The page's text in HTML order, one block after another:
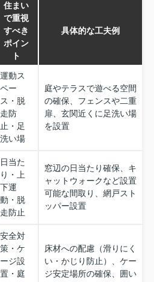
住まい
で重視
すべき
ポイン
ト
具体的な工夫例
運動ス
ペー
ス・脱
走防
止・足
洗い場
庭やテラスで遊べる空間
の確保、フェンスや二重
扉、玄関近くに足洗い場
を設置
日当た
り・上
下運
動・脱
走防止
窓辺の日当たり確保、キ
ャットウォークなど設置
可能な間取り、網戸スト
ッパー設置
安全対
策・ケ
ージ設
置・庭
床材への配慮（滑りにく
い・かじり防止）、ケー
ジ安定場所の確保、囲い